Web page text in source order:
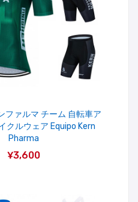
ファルマ チーム 自転車ア
クルウェア Equipo Kern
Pharma
¥3,600